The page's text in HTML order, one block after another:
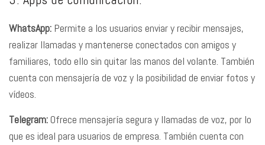
WhatsApp: Permite a los usuarios enviar y recibir mensajes,
realizar llamadas y mantenerse conectados con amigos y
familiares, todo ello sin quitar las manos del volante. También
cuenta con mensajería de voz y la posibilidad de enviar fotos y
vídeos.
Telegram: Ofrece mensajería segura y llamadas de voz, por lo
que es ideal para usuarios de empresa. También cuenta con